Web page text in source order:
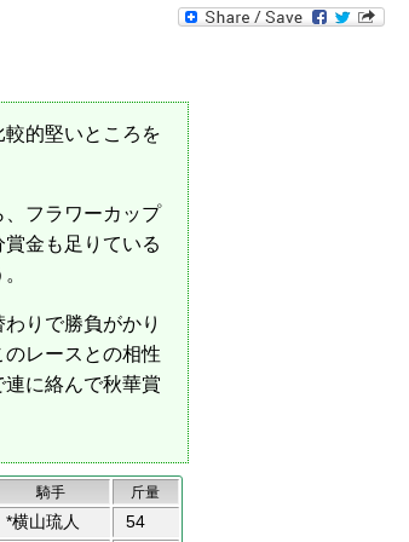
的堅いところを
フラワーカップ
金も足りている
りで勝負がかり
レースとの相性
に絡んで秋華賞
騎手
斤量
*横山琉人
54